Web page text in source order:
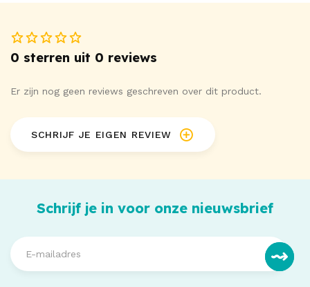
0 sterren uit 0 reviews
Er zijn nog geen reviews geschreven over dit product.
SCHRIJF JE EIGEN REVIEW
Schrijf je in voor onze nieuwsbrief